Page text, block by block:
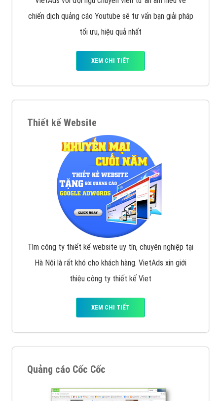
chiến dịch quảng cáo Youtube sẽ tư vấn bạn giải pháp
tối ưu, hiệu quả nhất
XEM CHI TIẾT
Thiết kế Website
Tìm công ty thiết kế website uy tín, chuyên nghiệp tại
Hà Nội là rất khó cho khách hàng. VietAds xin giới
thiệu công ty thiết kế Viet
XEM CHI TIẾT
Quảng cáo Cốc Cốc